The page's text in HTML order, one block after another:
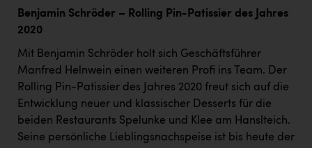
Kleider Bauer
Maximarkt
Oldtimer Raststationen und Motorhotels
Österreichischer Kachelofenverband
Orlen
Benjamin Schröder – Rolling Pin-Patissier des Jahres
2020
Mit Benjamin Schröder holt sich Geschäftsführer
Manfred Helnwein einen weiteren Profi ins Team. Der
Rolling Pin-Patissier des Jahres 2020 freut sich auf die
Entwicklung neuer und klassischer Desserts für die
beiden Restaurants Spelunke und Klee am Hanslteich.
Seine persönliche Lieblingsnachspeise ist bis heute der